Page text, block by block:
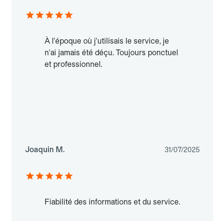
À l'époque où j'utilisais le service, je
n'ai jamais été déçu. Toujours ponctuel
et professionnel.
Joaquin M. 31/07/2025
Fiabilité des informations et du service.